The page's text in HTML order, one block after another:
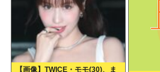
【画像】TWICE・モモ(30)、ま